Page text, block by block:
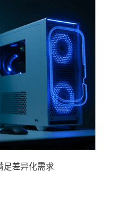
足差异化需求